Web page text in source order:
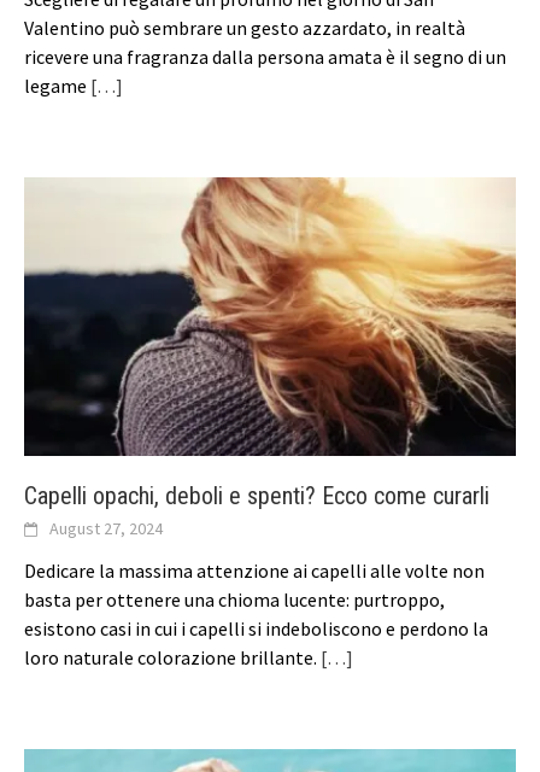
Valentino può sembrare un gesto azzardato, in realtà
ricevere una fragranza dalla persona amata è il segno di un
legame […]
Capelli opachi, deboli e spenti? Ecco come curarli
August 27, 2024
Dedicare la massima attenzione ai capelli alle volte non
basta per ottenere una chioma lucente: purtroppo,
esistono casi in cui i capelli si indeboliscono e perdono la
loro naturale colorazione brillante. […]